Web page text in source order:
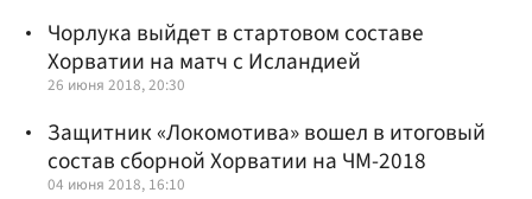
Чорлука выйдет в стартовом составе
Хорватии на матч с Исландией
26 июня 2018, 20:30
Защитник «Локомотива» вошел в итоговый
состав сборной Хорватии на ЧМ-2018
04 июня 2018, 16:10